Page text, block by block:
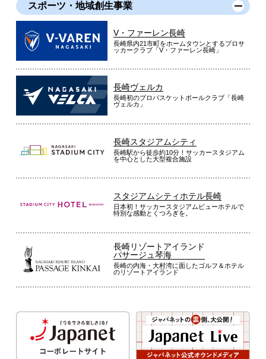
スポーツ・地域創生事業
V・ファーレン長崎
長崎県内21市町をホームタウンとするプロサ
ッカークラブ「V・ファーレン長崎」
長崎ヴェルカ
長崎初のプロバスケットボールクラブ「長崎
ヴェルカ」
長崎スタジアムシティ
長崎駅から徒歩約10分！サッカースタジアム
を中心とした大型複合施設
スタジアムシティホテル長崎
日本初！サッカースタジアムビューホテルで
特別な感動とくつろぎを。
長崎リゾートアイランド
パサージュ琴海
長崎の内海・大村湾に面したゴルフ＆ホテル
のリゾートアイランド